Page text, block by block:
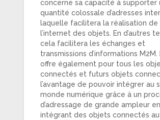
concerne sa capacité à supporter
quantité colossale d’adresses
laquelle facilitera la réalisation de
l’internet des objets. En d’autres
cela facilitera les échanges et
transmissions d’informations M2M.
offre également pour tous les
connectés et futurs objets
l’avantage de pouvoir intégrer au
monde numérique grâce à un
d’adressage de grande ampleur en
intégrant des objets connectés